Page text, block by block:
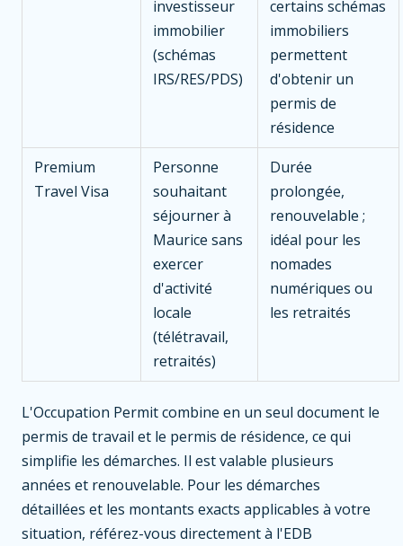
investisseur
immobilier
(schémas
IRS/RES/PDS)
certains schémas
immobiliers
permettent
d'obtenir un
permis de
résidence
Premium
Travel Visa
Personne
souhaitant
séjourner à
Maurice sans
exercer
d'activité
locale
(télétravail,
retraités)
Durée
prolongée,
renouvelable ;
idéal pour les
nomades
numériques ou
les retraités
L'Occupation Permit combine en un seul document le
permis de travail et le permis de résidence, ce qui
simplifie les démarches. Il est valable plusieurs
années et renouvelable. Pour les démarches
détaillées et les montants exacts applicables à votre
situation, référez-vous directement à l'EDB